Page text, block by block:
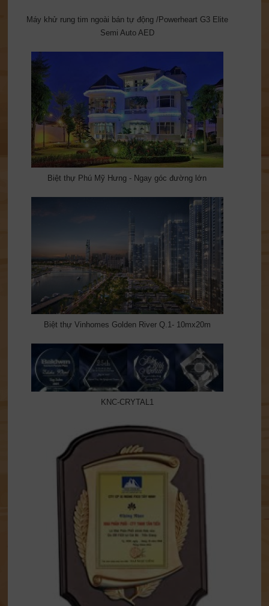
Máy khử rung tim ngoài bán tự động /Powerheart G3 Elite
Semi Auto AED
Biệt thự Phú Mỹ Hưng - Ngay góc đường lớn
Biệt thự Vinhomes Golden River Q.1- 10mx20m
KNC-CRYTAL1